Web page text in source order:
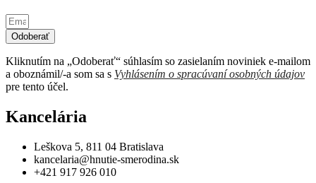
Odoberať
Kliknutím na „Odoberať“ súhlasím so zasielaním noviniek e-mailom
a oboznámil/-a som sa s Vyhlásením o spracúvaní osobných údajov
pre tento účel.
Kancelária
Leškova 5, 811 04 Bratislava
kancelaria@hnutie-smerodina.sk
+421 917 926 010